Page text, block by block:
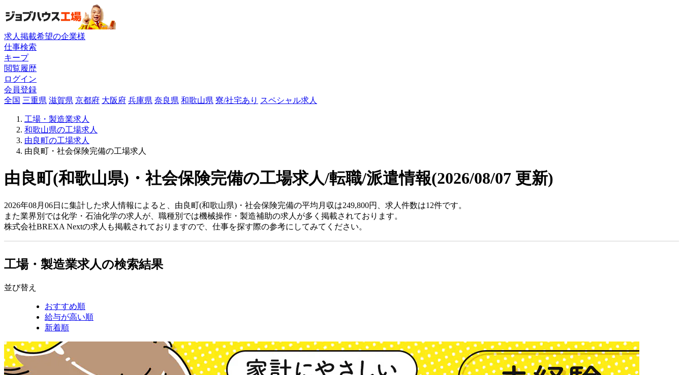
求人掲載希望の企業様
仕事検索
キープ
閲覧履歴
ログイン
会員登録
全国 三重県 滋賀県 京都府 大阪府 兵庫県 奈良県 和歌山県 寮/社宅あり スペシャル求人
工場・製造業求人
和歌山県の工場求人
由良町の工場求人
由良町・社会保険完備の工場求人
由良町(和歌山県)・社会保険完備の工場求人/転職/派遣情報(2026/08/07 更新)
2026年08月06日に集計した求人情報によると、由良町(和歌山県)・社会保険完備の平均月収は249,800円、求人件数は12件です。
また業界別では化学・石油化学の求人が、職種別では機械操作・製造補助の求人が多く掲載されております。
株式会社BREXA Nextの求人も掲載されておりますので、仕事を探す際の参考にしてみてください。
工場・製造業求人の検索結果
並び替え
おすすめ順
給与が高い順
新着順